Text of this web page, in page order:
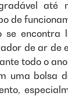
até
de
se encontra
de ar de
todo o
uma bolsa